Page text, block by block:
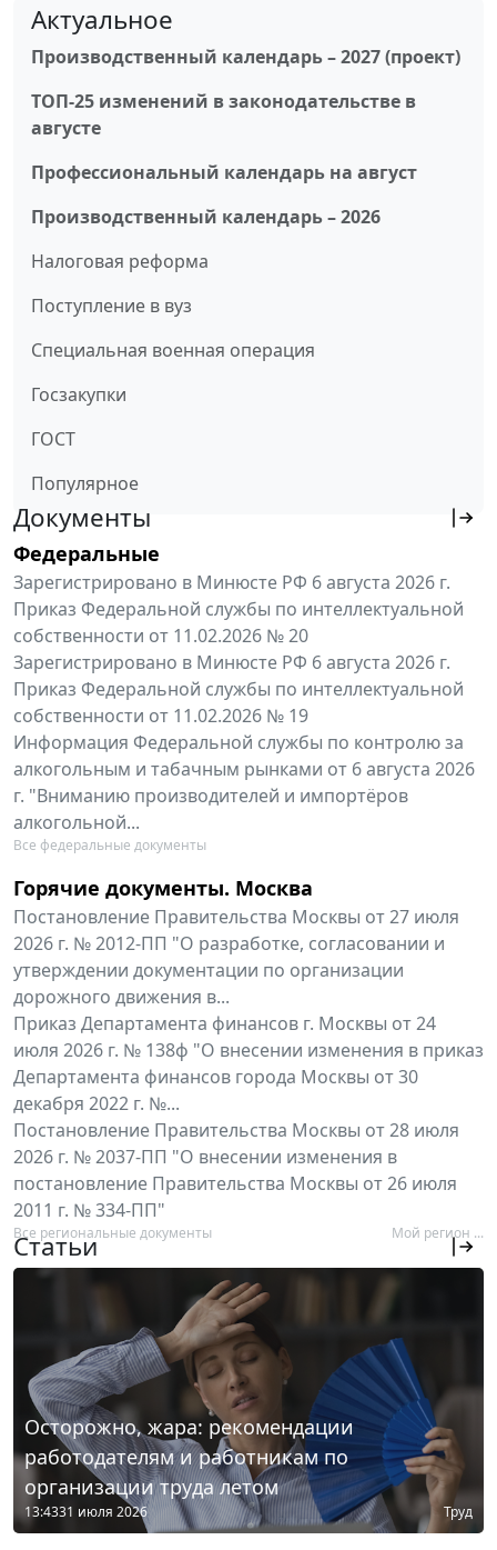
Актуальное
Производственный календарь – 2027 (проект)
ТОП-25 изменений в законодательстве в
августе
Профессиональный календарь на август
Производственный календарь – 2026
Налоговая реформа
Поступление в вуз
Специальная военная операция
Госзакупки
ГОСТ
Популярное
Документы
Федеральные
Зарегистрировано в Минюсте РФ 6 августа 2026 г.
Приказ Федеральной службы по интеллектуальной
собственности от 11.02.2026 № 20
Зарегистрировано в Минюсте РФ 6 августа 2026 г.
Приказ Федеральной службы по интеллектуальной
собственности от 11.02.2026 № 19
Информация Федеральной службы по контролю за
алкогольным и табачным рынками от 6 августа 2026
г. "Вниманию производителей и импортёров
алкогольной...
Все федеральные документы
Горячие документы. Москва
Постановление Правительства Москвы от 27 июля
2026 г. № 2012-ПП "О разработке, согласовании и
утверждении документации по организации
дорожного движения в...
Приказ Департамента финансов г. Москвы от 24
июля 2026 г. № 138ф "О внесении изменения в приказ
Департамента финансов города Москвы от 30
декабря 2022 г. №...
Постановление Правительства Москвы от 28 июля
2026 г. № 2037-ПП "О внесении изменения в
постановление Правительства Москвы от 26 июля
2011 г. № 334-ПП"
Все региональные документы Мой регион ...
Статьи
Осторожно, жара: рекомендации
работодателям и работникам по
организации труда летом
13:4331 июля 2026 Труд